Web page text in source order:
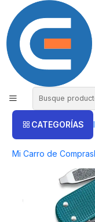
CATEGORÍAS
Mi Carro de Compras
Inicio Victorinox Navajas
Navaja Victorinox Wild